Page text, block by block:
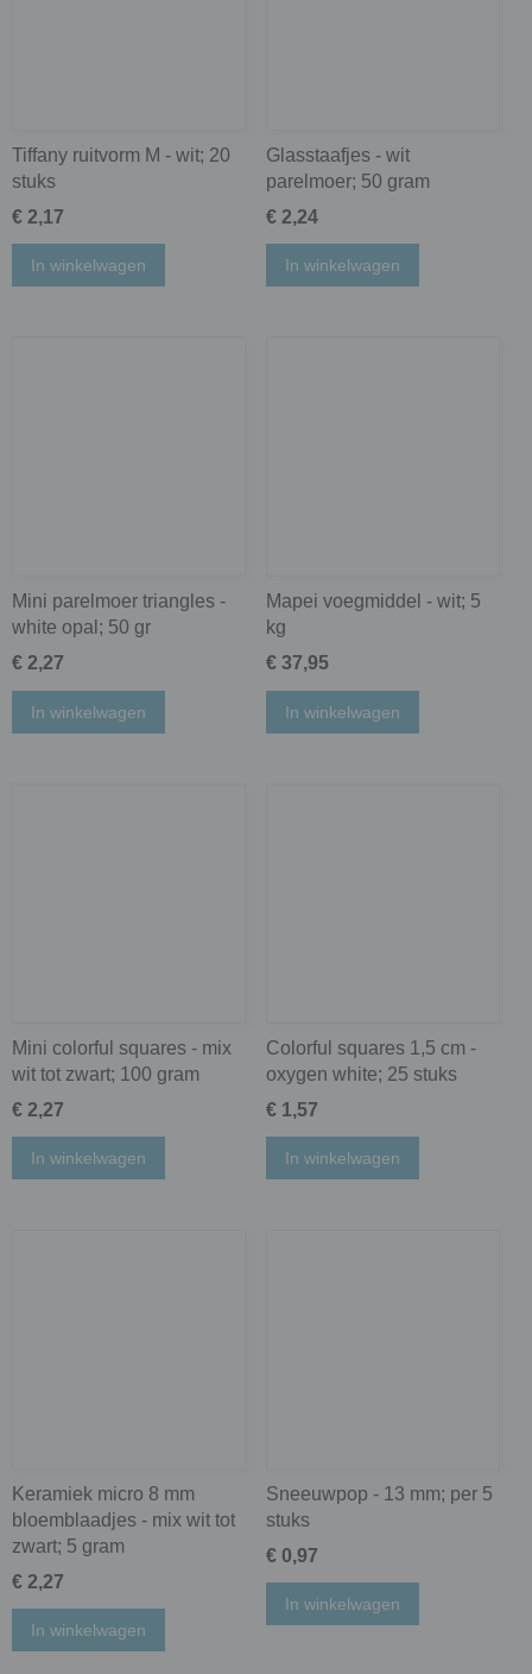
Tiffany ruitvorm M - wit; 20
stuks
€ 2,17
In winkelwagen
Glasstaafjes - wit
parelmoer; 50 gram
€ 2,24
In winkelwagen
Mini parelmoer triangles -
white opal; 50 gr
€ 2,27
In winkelwagen
Mapei voegmiddel - wit; 5
kg
€ 37,95
In winkelwagen
Mini colorful squares - mix
wit tot zwart; 100 gram
€ 2,27
In winkelwagen
Colorful squares 1,5 cm -
oxygen white; 25 stuks
€ 1,57
In winkelwagen
Keramiek micro 8 mm
bloemblaadjes - mix wit tot
zwart; 5 gram
€ 2,27
In winkelwagen
Sneeuwpop - 13 mm; per 5
stuks
€ 0,97
In winkelwagen